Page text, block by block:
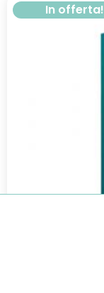
In offerta!